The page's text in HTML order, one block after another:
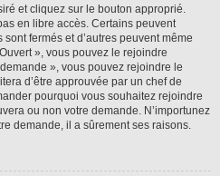
et cliquez sur le bouton approprié.
en libre accès. Certains peuvent
fermés et d’autres peuvent même
», vous pouvez le rejoindre
», vous pouvez rejoindre le
d’être approuvée par un chef de
pourquoi vous souhaitez rejoindre
ou non votre demande. N’importunez
demande, il a sûrement ses raisons.